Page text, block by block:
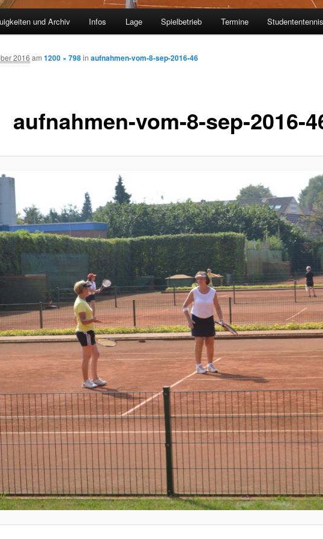
und Archiv Infos Lage Spielbetrieb Termine Studententennis
aufnahmen-vom-8-sep-2016-
2016 am 1200 × 798in aufnahmen-vom-8-sep-2016-46